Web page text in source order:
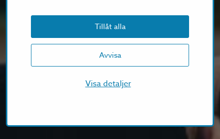
Tillåt alla
Avvisa
Visa detaljer